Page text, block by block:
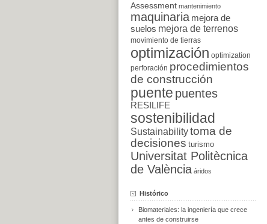
Assessment mantenimiento
maquinaria mejora de
suelos mejora de terrenos
movimiento de tierras
optimización optimization
perforación procedimientos
de construcción
puente puentes
RESILIFE
sostenibilidad
Sustainabilitytoma de
decisiones turismo
Universitat Politècnica
de València áridos
Histórico
Biomateriales: la ingeniería que crece
antes de construirse